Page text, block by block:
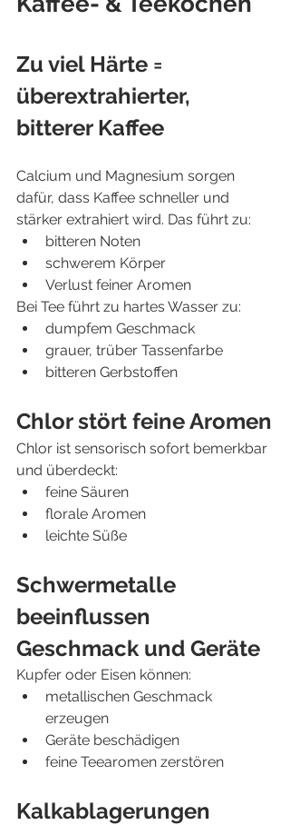
Zu viel Härte =
überextrahierter,
bitterer Kaffee
Calcium und Magnesium sorgen
dafür, dass Kaffee schneller und
stärker extrahiert wird. Das führt zu:
bitteren Noten
schwerem Körper
Verlust feiner Aromen
Bei Tee führt zu hartes Wasser zu:
dumpfem Geschmack
grauer, trüber Tassenfarbe
bitteren Gerbstoffen
Chlor stört feine Aromen
Chlor ist sensorisch sofort bemerkbar
und überdeckt:
feine Säuren
florale Aromen
leichte Süße
Schwermetalle
beeinflussen
Geschmack und Geräte
Kupfer oder Eisen können:
metallischen Geschmack
erzeugen
Geräte beschädigen
feine Teearomen zerstören
Kalkablagerungen